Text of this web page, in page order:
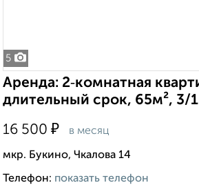
5
Аренда: 2‑комнатная
длительный срок, 65м², 3/
16 500 ₽ в месяц
мкр. Букино, Чкалова 14
Телефон: показать телефон